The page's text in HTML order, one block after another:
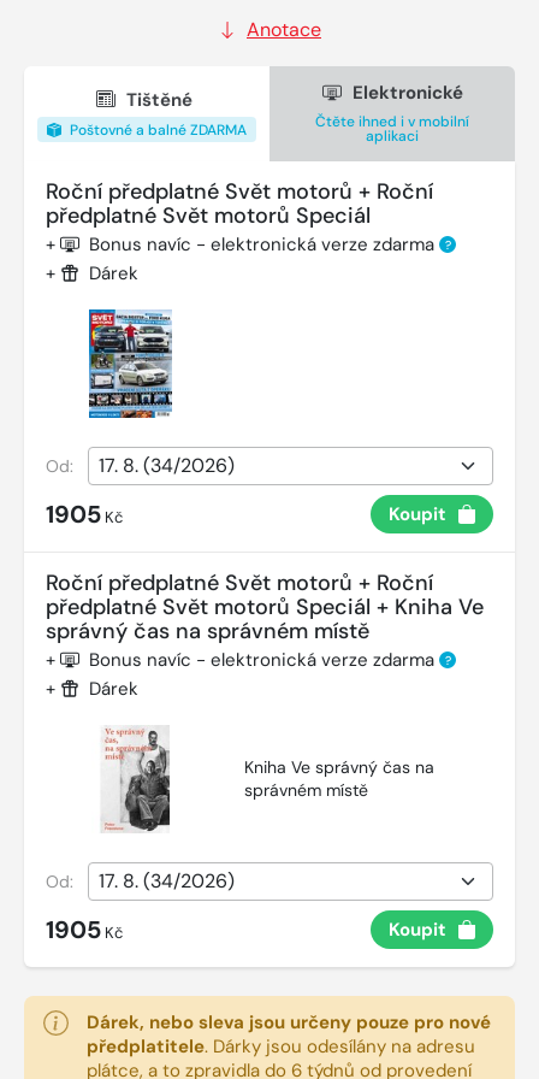
Anotace
Tištěné
Poštovné a balné ZDARMA
Elektronické
Čtěte ihned i v mobilní
aplikaci
Roční předplatné Svět motorů + Roční
předplatné Svět motorů Speciál
+ Bonus navíc - elektronická verze zdarma ?
+ Dárek
Od:
1905 Kč Koupit
Roční předplatné Svět motorů + Roční
předplatné Svět motorů Speciál + Kniha Ve
správný čas na správném místě
+ Bonus navíc - elektronická verze zdarma ?
+ Dárek
Kniha Ve správný čas na
správném místě
Od:
1905 Kč Koupit
Dárek, nebo sleva jsou určeny pouze pro nové
předplatitele. Dárky jsou odesílány na adresu
plátce, a to zpravidla do 6 týdnů od provedení